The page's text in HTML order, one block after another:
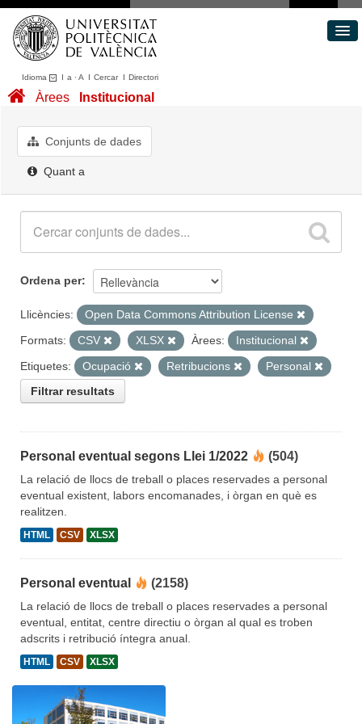
Idioma I a ·A I CercarI Directori
Conjunts de dades
Quant a
Àrees Institucional
Conjunts de dades
Quant a
Ordena per
Llicències:
Open Data Commons Attribution License
Formats:
CSV XLSX Àrees:
Institucional
Etiquetes:
Ocupació Retribucions
Personal
Filtrar resultats
Personal eventual segons Llei 1/2022 (504)
La relació de llocs de treball o places reservades a personal
eventual existent, labors encomanades, i òrgan en què es
realitzen.
HTML CSV XLSX
Personal eventual (2158)
La relació de llocs de treball o places reservades a personal
eventual, entitat, centre directiu o òrgan al qual es troben
adscrits i retribució íntegra anual.
HTML CSV XLSX